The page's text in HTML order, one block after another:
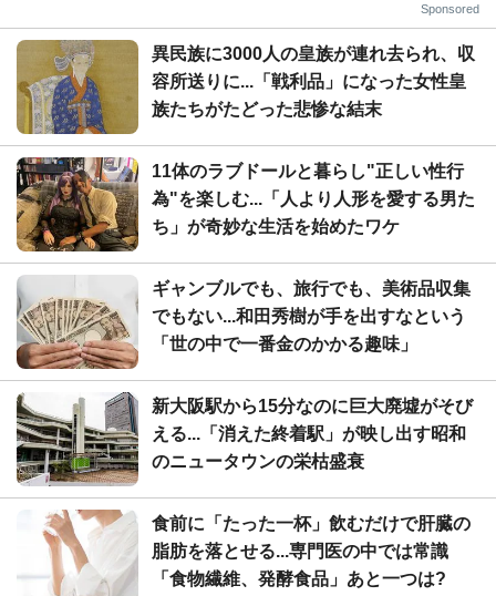
Sponsored
異民族に3000人の皇族が連れ去られ、収
容所送りに...「戦利品」になった女性皇
族たちがたどった悲惨な結末
11体のラブドールと暮らし"正しい性行
為"を楽しむ...「人より人形を愛する男た
ち」が奇妙な生活を始めたワケ
ギャンブルでも、旅行でも、美術品収集
でもない...和田秀樹が手を出すなという
「世の中で一番金のかかる趣味」
新大阪駅から15分なのに巨大廃墟がそび
える...「消えた終着駅」が映し出す昭和
のニュータウンの栄枯盛衰
食前に「たった一杯」飲むだけで肝臓の
脂肪を落とせる...専門医の中では常識
「食物繊維、発酵食品」あと一つは?